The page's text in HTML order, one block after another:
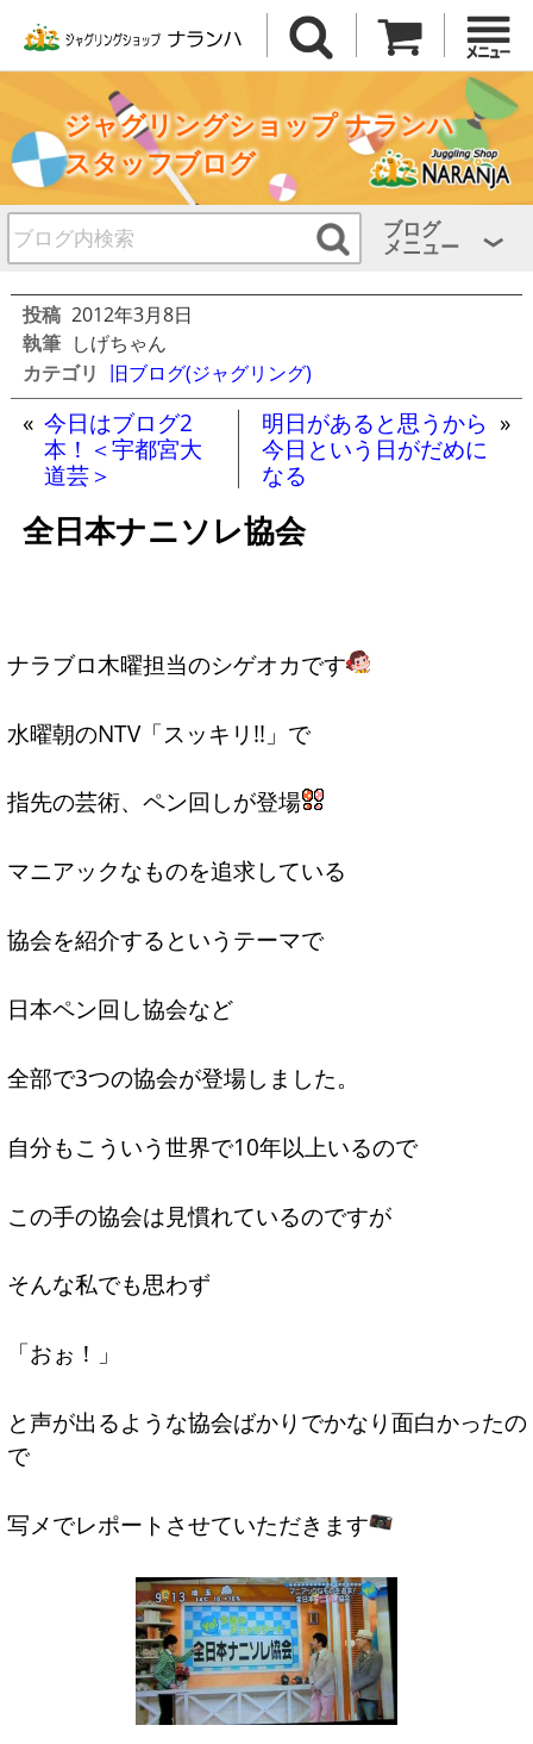
ジャグリングショップ ナランハ
スタッフブログ
ブログ
メニュー
投稿 2012年3月8日
執筆 しげちゃん
カテゴリ 旧ブログ(ジャグリング)
« 今日はブログ2
本！＜宇都宮大
道芸＞
明日があると思うから
今日という日がだめに
なる
»
全日本ナニソレ協会
ナラブロ木曜担当のシゲオカです
水曜朝のNTV「スッキリ!!」で
指先の芸術、ペン回しが登場
マニアックなものを追求している
協会を紹介するというテーマで
日本ペン回し協会など
全部で3つの協会が登場しました。
自分もこういう世界で10年以上いるので
この手の協会は見慣れているのですが
そんな私でも思わず
「おぉ！」
と声が出るような協会ばかりでかなり面白かったの
で
写メでレポートさせていただきます